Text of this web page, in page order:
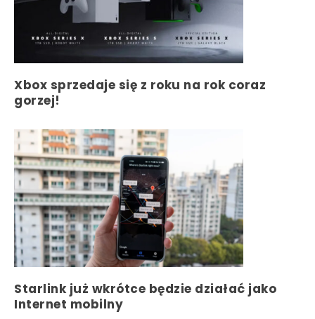
Xbox sprzedaje się z roku na rok coraz
gorzej!
Starlink już wkrótce będzie działać jako
Internet mobilny